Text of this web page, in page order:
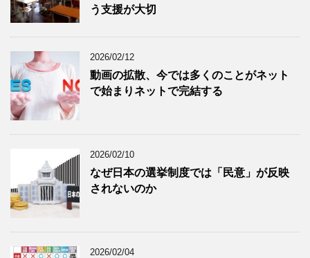
う支援が大切
2026/02/12
動画の拡散、今では多くのことがネット
で始まりネットで完結する
2026/02/10
なぜ日本の選挙制度では「民意」が反映
されないのか
2026/02/04